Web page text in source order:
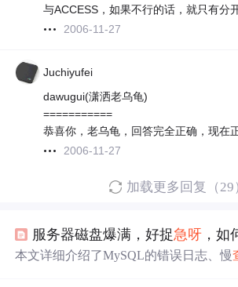
与ACCESS，如果不行的话，就只有分
2006-11-27
Juchiyufei
dawugui(潇洒老乌龟)
===========
恭喜你，老乌龟，回答完全正确，现在
2006-11-27
加载更多回复（29
服务器磁盘爆满，好捉急呀 ，如
本文详细介绍了MySQL的错误日志、慢